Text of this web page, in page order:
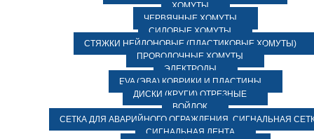
ХОМУТЫ
ЧЕРВЯЧНЫЕ ХОМУТЫ
СИЛОВЫЕ ХОМУТЫ
СТЯЖКИ НЕЙЛОНОВЫЕ (ПЛАСТИКОВЫЕ ХОМУТЫ)
ПРОВОЛОЧНЫЕ ХОМУТЫ
ЭЛЕКТРОДЫ
EVA (ЭВА) КОВРИКИ И ПЛАСТИНЫ
ДИСКИ (КРУГИ) ОТРЕЗНЫЕ
ВОЙЛОК
СЕТКА ДЛЯ АВАРИЙНОГО ОГРАЖДЕНИЯ, СИГНАЛЬНАЯ
СИГНАЛЬНАЯ ЛЕНТА